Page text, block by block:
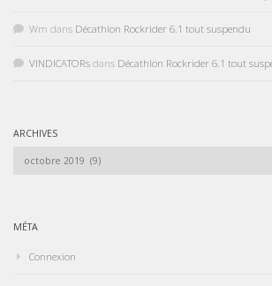
Wm dans Décathlon Rockrider 6.1 tout suspendu
VINDICATORs dans Décathlon Rockrider 6.1 tout
ARCHIVES
MÉTA
Connexion